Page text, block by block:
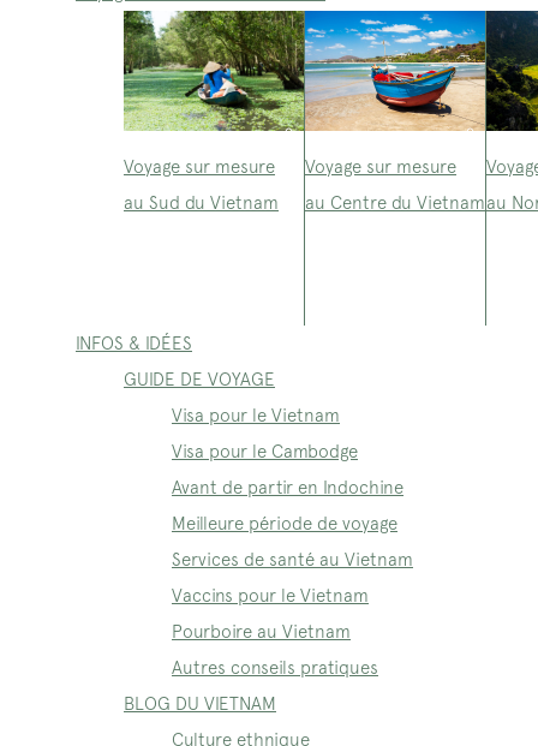
Voyage sur mesure
au Sud du Vietnam
Voyage sur mesure
au Centre du Vietnamau
INFOS & IDÉES
GUIDE DE VOYAGE
Visa pour le Vietnam
Visa pour le Cambodge
Avant de partir en Indochine
Meilleure période de voyage
Services de santé au Vietnam
Vaccins pour le Vietnam
Pourboire au Vietnam
Autres conseils pratiques
BLOG DU VIETNAM
Culture ethnique